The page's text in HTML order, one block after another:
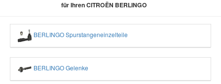
für Ihren CITROËN BERLINGO
BERLINGO Spurstangeneinzelteile
BERLINGO Gelenke